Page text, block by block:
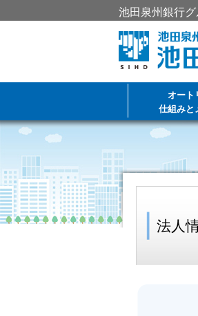
池田泉州銀行
オート
仕組みと
法人